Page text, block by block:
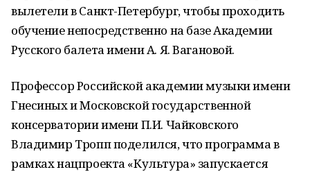
вылетели в Санкт-Петербург, чтобы проходить
обучение непосредственно на базе Академии
Русского балета имени А. Я. Вагановой.
Профессор Российской академии музыки имени
Гнесиных и Московской государственной
консерватории имени П.И. Чайковского
Владимир Тропп поделился, что программа в
рамках нацпроекта «Культура» запускается